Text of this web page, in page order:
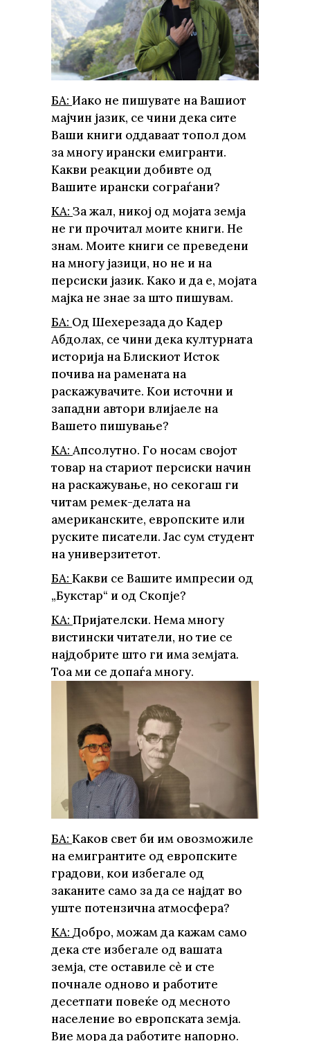
БА: Иако не пишувате на Вашиот
мајчин јазик, се чини дека сите
Ваши книги оддаваат топол дом
за многу ирански емигранти.
Какви реакции добивте од
Вашите ирански сограѓани?
КА: За жал, никој од мојата земја
не ги прочитал моите книги. Не
знам. Моите книги се преведени
на многу јазици, но не и на
персиски јазик. Како и да е, мојата
мајка не знае за што пишувам.
БА: Од Шехерезада до Кадер
Абдолах, се чини дека културната
историја на Блискиот Исток
почива на рамената на
раскажувачите. Кои источни и
западни автори влијаеле на
Вашето пишување?
КА: Апсолутно. Го носам својот
товар на стариот персиски начин
на раскажување, но секогаш ги
читам ремек-делата на
американските, европските или
руските писатели. Јас сум студент
на универзитетот.
БА: Какви се Вашите импресии од
„Букстар“ и од Скопје?
КА: Пријателски. Нема многу
вистински читатели, но тие се
најдобрите што ги има земјата.
Тоа ми се допаѓа многу.
БА: Каков свет би им овозможиле
на емигрантите од европските
градови, кои избегале од
заканите само за да се најдат во
уште потензична атмосфера?
КА: Добро, можам да кажам само
дека сте избегале од вашата
земја, сте оставиле сè и сте
почнале одново и работите
десетпати повеќе од месното
население во европската земја.
Вие мора да работите напорно.